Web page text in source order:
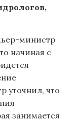
министр
начиная с
уточнил, что
занимается